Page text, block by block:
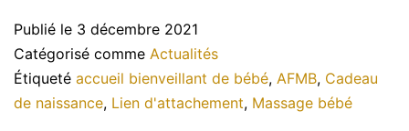
bébé
en
groupe.
Publié le 3 décembre 2021
Catégorisé comme Actualités
Étiqueté accueil bienveillant de bébé, AFMB, Cadeau
de naissance, Lien d'attachement, Massage bébé